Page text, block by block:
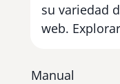
su variedad
web.
Manual